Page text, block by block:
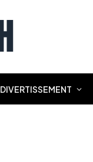
DIVERTISSEMENT